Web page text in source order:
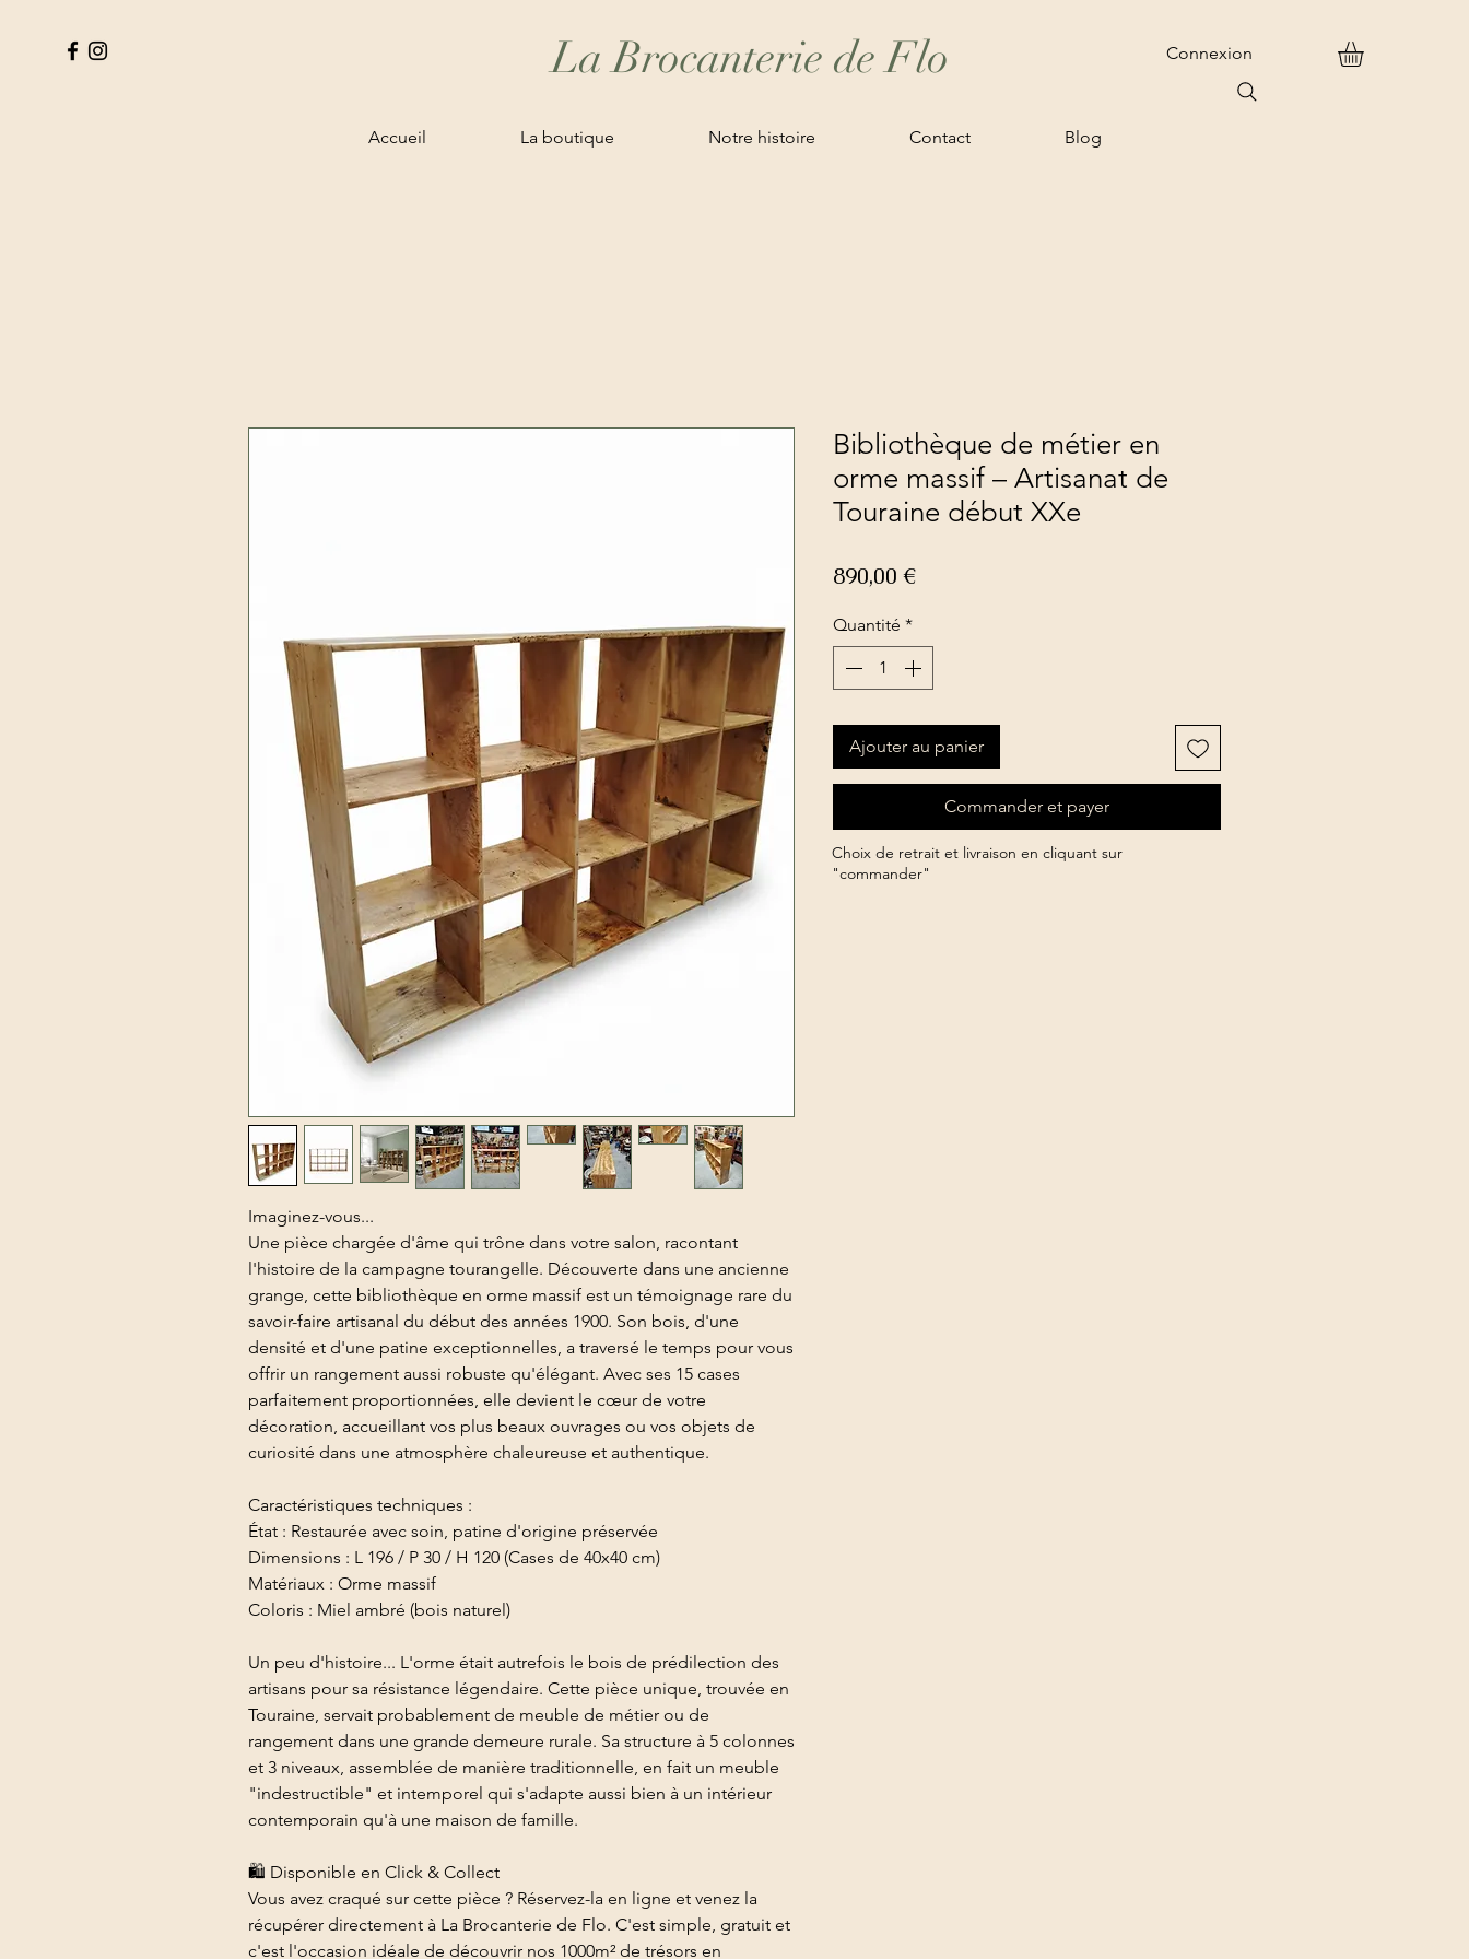
Connexion
La Brocanterie de Flo
Accueil La boutique Notre histoire Contact Blog
Imaginez-vous...
Une pièce chargée d'âme qui trône dans votre salon, racontant
l'histoire de la campagne tourangelle. Découverte dans une ancienne
grange, cette bibliothèque en orme massif est un témoignage rare du
savoir-faire artisanal du début des années 1900. Son bois, d'une
densité et d'une patine exceptionnelles, a traversé le temps pour vous
offrir un rangement aussi robuste qu'élégant. Avec ses 15 cases
parfaitement proportionnées, elle devient le cœur de votre
décoration, accueillant vos plus beaux ouvrages ou vos objets de
curiosité dans une atmosphère chaleureuse et authentique.
Caractéristiques techniques :
État : Restaurée avec soin, patine d'origine préservée
Dimensions : L 196 / P 30 / H 120 (Cases de 40x40 cm)
Matériaux : Orme massif
Coloris : Miel ambré (bois naturel)
Un peu d'histoire... L'orme était autrefois le bois de prédilection des
artisans pour sa résistance légendaire. Cette pièce unique, trouvée en
Touraine, servait probablement de meuble de métier ou de
rangement dans une grande demeure rurale. Sa structure à 5 colonnes
et 3 niveaux, assemblée de manière traditionnelle, en fait un meuble
"indestructible" et intemporel qui s'adapte aussi bien à un intérieur
contemporain qu'à une maison de famille.
​🛍️ Disponible en Click & Collect
Vous avez craqué sur cette pièce ? Réservez-la en ligne et venez la
récupérer directement à La Brocanterie de Flo. C'est simple, gratuit et
c'est l'occasion idéale de découvrir nos 1000m² de trésors en
Bibliothèque de métier en
orme massif – Artisanat de
Touraine début XXe
890,00 €Prix
Quantité *
Ajouter au panier
Commander et payer
Choix de retrait et livraison en cliquant sur
"commander"